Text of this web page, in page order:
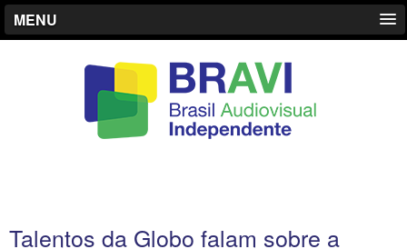
MENU
Talentos da Globo falam sobre a